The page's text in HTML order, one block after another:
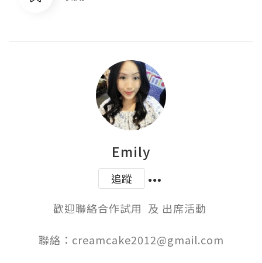
Emily
追蹤
歡迎聯絡合作試用  及 出席活動
聯絡：creamcake2012@gmail.com